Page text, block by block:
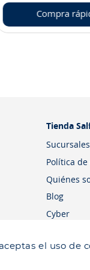
el uso de
Compra
Tienda
Sucursales
Política
Quiénes
Blog
Cyber